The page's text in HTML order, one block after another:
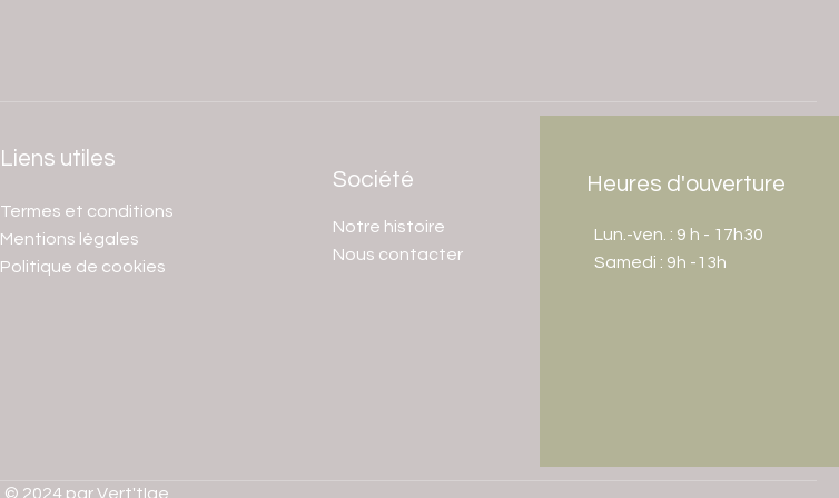
Liens utiles
Termes et conditions
Mentions légales
Politique de cookies
Société
Notre histoire
Nous contacter
Heures d'ouverture
Lun.-ven. : 9 h - 17h30
​​Samedi : 9h -13h
© 2024 par Vert'tIge